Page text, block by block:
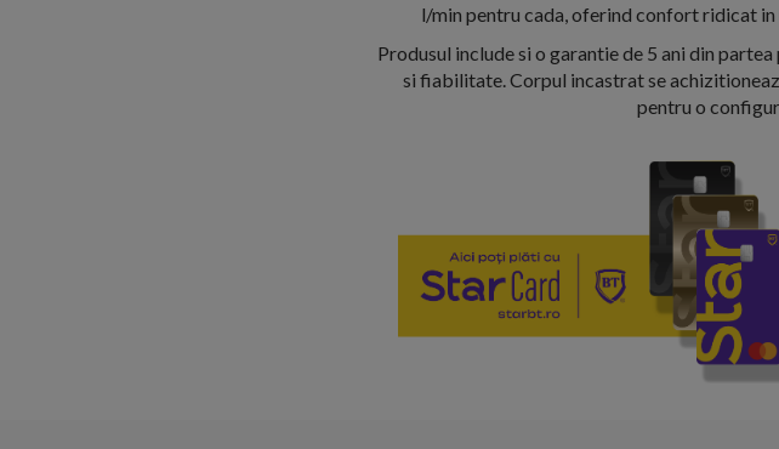
l/min pentru cada, oferind confort ridicat
Produsul include si o garantie de 5 ani din
si fiabilitate. Corpul incastrat se
pentru o